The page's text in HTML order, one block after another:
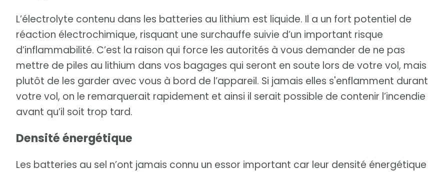
L’électrolyte contenu dans les batteries au lithium est liquide. Il a un fort potentiel de
réaction électrochimique, risquant une surchauffe suivie d’un important risque
d’inflammabilité. C’est la raison qui force les autorités à vous demander de ne pas
mettre de piles au lithium dans vos bagages qui seront en soute lors de votre vol, mais
plutôt de les garder avec vous à bord de l’appareil. Si jamais elles s'enflamment durant
votre vol, on le remarquerait rapidement et ainsi il serait possible de contenir l’incendie
avant qu’il soit trop tard.
Densité énergétique
Les batteries au sel n’ont jamais connu un essor important car leur densité énergétique